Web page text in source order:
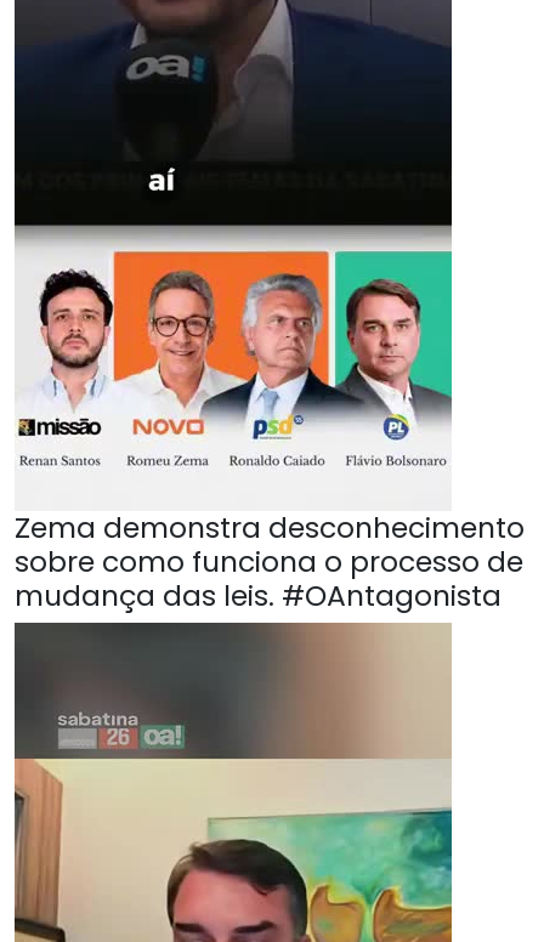
Zema demonstra desconhecimento
sobre como funciona o processo de
mudança das leis. #OAntagonista